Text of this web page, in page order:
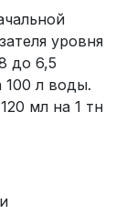
уровня
до 6,5
100 л воды.
мл на 1 тн